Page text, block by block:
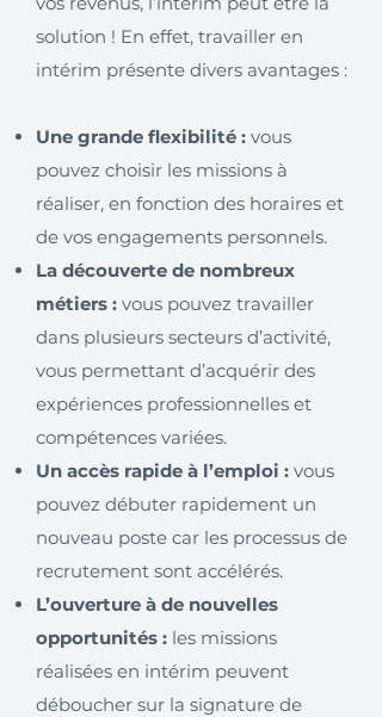
solution ! En effet, travailler en
intérim présente divers avantages :
Une grande flexibilité : vous
pouvez choisir les missions à
réaliser, en fonction des horaires et
de vos engagements personnels.
La découverte de nombreux
métiers : vous pouvez travailler
dans plusieurs secteurs d’activité,
vous permettant d’acquérir des
expériences professionnelles et
compétences variées.
Un accès rapide à l’emploi : vous
pouvez débuter rapidement un
nouveau poste car les processus de
recrutement sont accélérés.
L’ouverture à de nouvelles
opportunités : les missions
réalisées en intérim peuvent
déboucher sur la signature de